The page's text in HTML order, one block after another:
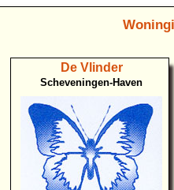
De Vlinder
Scheveningen-Haven